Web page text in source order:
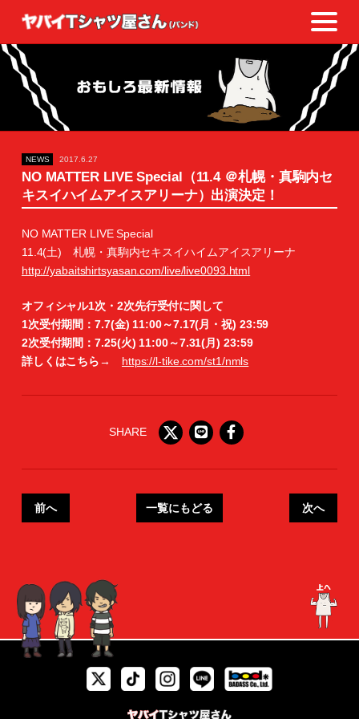
NEWS 2017.6.27
NO MATTER LIVE Special（11.4 ＠札幌・真駒内セ
キスイハイムアイスアリーナ）出演決定！
NO MATTER LIVE Special
11.4(土) 札幌・真駒内セキスイハイムアイスアリーナ
http://yabaitshirtsyasan.com/live/live0093.html
オフィシャル1次・2次先行受付に関して
1次受付期間：7.7(金) 11:00～7.17(月・祝) 23:59
2次受付期間：7.25(火) 11:00～7.31(月) 23:59
詳しくはこちら→ https://l-tike.com/st1/nmls
SHARE
前へ 一覧にもどる 次へ